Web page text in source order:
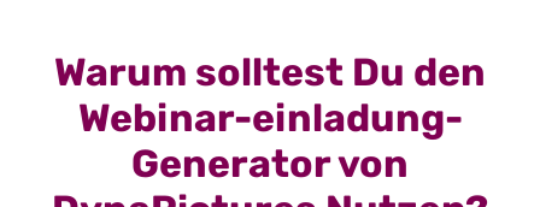
Warum solltest Du den
Webinar-einladung-
Generator von